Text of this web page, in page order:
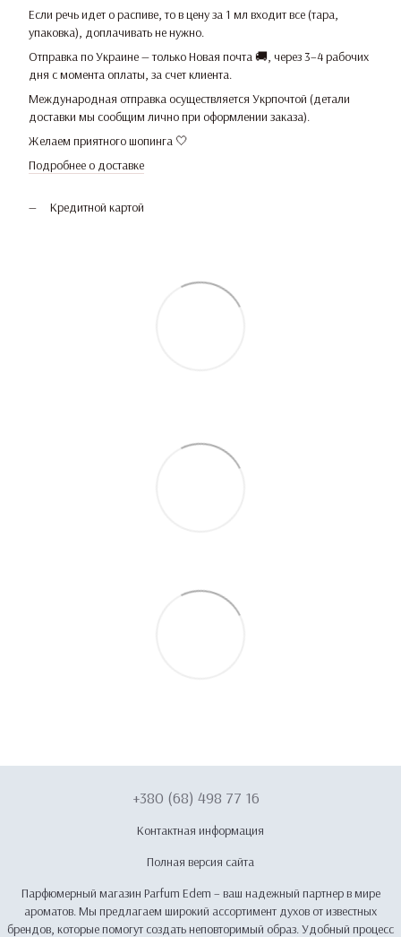
Если речь идет о распиве, то в цену за 1 мл входит все (тара,
упаковка), доплачивать не нужно.
Отправка по Украине — только Новая почта 🚚, через 3–4 рабочих
дня с момента оплаты, за счет клиента.
Международная отправка осуществляется Укрпочтой (детали
доставки мы сообщим лично при оформлении заказа).
Желаем приятного шопинга 🤍
Подробнее о доставке
Кредитной картой
+380 (68) 498 77 16
Контактная информация
Полная версия сайта
Парфюмерный магазин Parfum Edem – ваш надежный партнер в мире
ароматов. Мы предлагаем широкий ассортимент духов от известных
брендов, которые помогут создать неповторимый образ. Удобный процесс